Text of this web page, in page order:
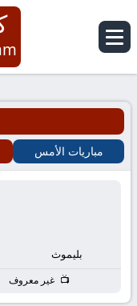
كورة
لايف
|
koora
مباريات
مباريات الأمس
بليموث
غير معروف